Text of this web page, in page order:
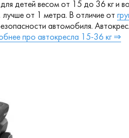
детей весом от 15 до 36 кг и
от 1 метра. В отличие от
автомобиля.
про автокресла 15-36 кг ⇒